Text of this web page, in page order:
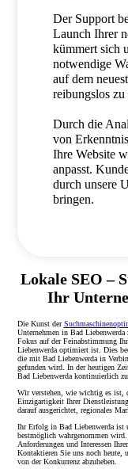
Der Support
Launch Ihrer
kümmert sich
notwendige
auf dem
reibungslos
Durch die
von
Ihre Website
anpasst.
durch unsere
bringen.
Lokale SEO –
Ihr
Die Kunst der
Unternehmen in Bad
Fokus auf der Feinabstimmung
Liebenwerda optimiert ist. Dies
die mit Bad Liebenwerda in
gefunden wird. In der heutigen
Bad Liebenwerda kontinuierlich zu.
Wir verstehen, wie wichtig es ist,
Einzigartigkeit Ihrer
darauf ausgerichtet, regionales
Ihr Erfolg in Bad Liebenwerda ist
bestmöglich wahrgenommen
Anforderungen und Interessen
Kontaktieren Sie uns noch heute,
von der Konkurrenz abzuheben.